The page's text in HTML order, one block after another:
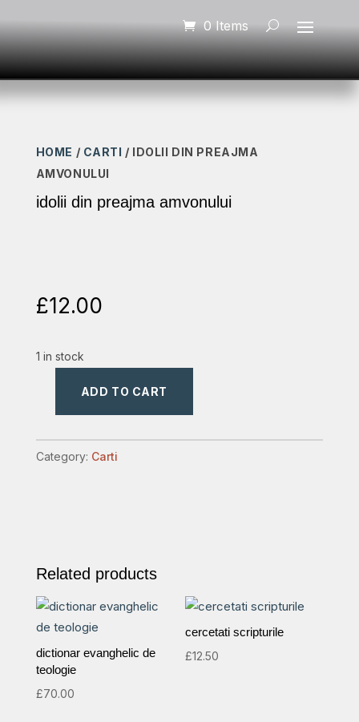
0 Items
HOME / CARTI / IDOLII DIN PREAJMA
AMVONULUI
idolii din preajma amvonului
£12.00
1 in stock
preajma
amvonului
ADD TO CART
Category: Carti
Related products
dictionar evanghelic de
teologie
£70.00
cercetati scripturile
£12.50